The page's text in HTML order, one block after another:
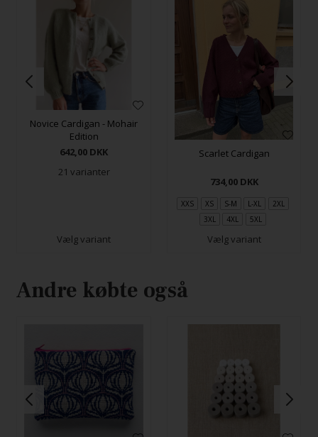
Novice Cardigan - Mohair
Edition
642,00 DKK
21 varianter
Vælg variant
Scarlet Cardigan
734,00 DKK
XXS XS S-M L-XL
2XL
3XL
4XL 5XL
Vælg variant
Andre købte også